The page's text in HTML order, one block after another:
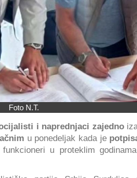
Foto N.T.
i naprednjaci zajedno
u ponedeljak kada je
u proteklim